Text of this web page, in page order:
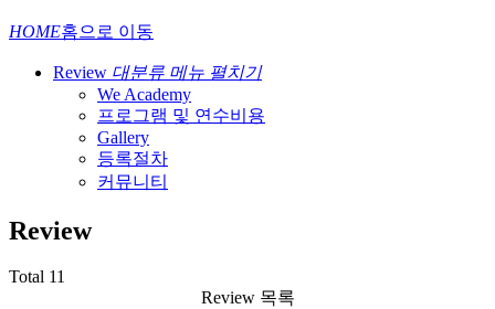
HOME홈으로 이동
Review 대분류 메뉴 펼치기
We Academy
프로그램 및 연수비용
Gallery
등록절차
커뮤니티
Review
Total 11
Review 목록